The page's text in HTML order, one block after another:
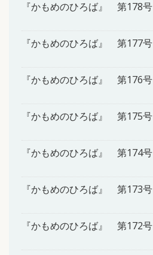
『かもめのひろば』 第178号
『かもめのひろば』 第177号
『かもめのひろば』 第176号
『かもめのひろば』 第175号
『かもめのひろば』 第174号
『かもめのひろば』 第173号
『かもめのひろば』 第172号